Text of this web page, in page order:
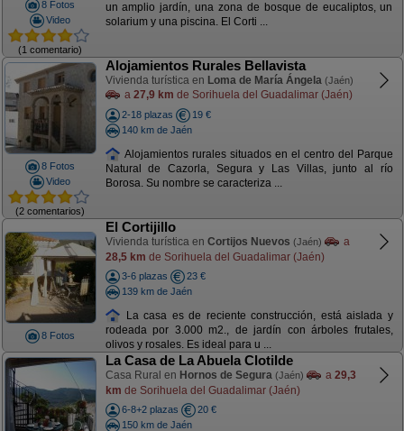
8 Fotos
Video
(1 comentario)
un amplio jardín, una zona de bosque de eucaliptos, un
solarium y una piscina. El Corti ...
8 Fotos
Video
(2 comentarios)
Alojamientos Rurales Bellavista
Vivienda turística en Loma de María Ángela (Jaén)
a 27,9 km de Sorihuela del Guadalimar (Jaén)
2-18 plazas
19 €
140 km de Jaén
Alojamientos rurales situados en el centro del Parque
Natural de Cazorla, Segura y Las Villas, junto al río
Borosa. Su nombre se caracteriza ...
8 Fotos
El Cortijillo
Vivienda turística en Cortijos Nuevos (Jaén)
a
28,5 km de Sorihuela del Guadalimar (Jaén)
3-6 plazas
23 €
139 km de Jaén
La casa es de reciente construcción, está aislada y
rodeada por 3.000 m2., de jardín con árboles frutales,
olivos y rosales. Es ideal para u ...
La Casa de La Abuela Clotilde
Casa Rural en Hornos de Segura (Jaén) a 29,3
km de Sorihuela del Guadalimar (Jaén)
6-8+2 plazas
20 €
150 km de Jaén